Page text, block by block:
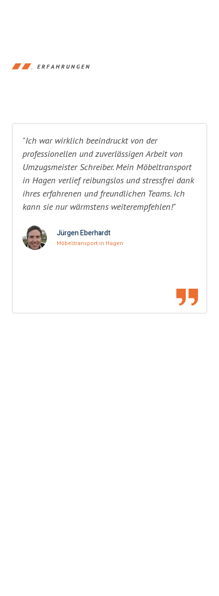
ERFAHRUNGEN
"Ich war wirklich beeindruckt von der
professionellen und zuverlässigen Arbeit von
Umzugsmeister Schreiber. Mein Möbeltransport
in Hagen verlief reibungslos und stressfrei dank
ihres erfahrenen und freundlichen Teams. Ich
kann sie nur wärmstens weiterempfehlen!"
Jürgen Eberhardt
Möbeltransport in Hagen